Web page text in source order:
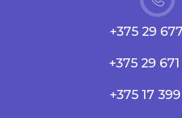
+375 29
+375 29
+375 17